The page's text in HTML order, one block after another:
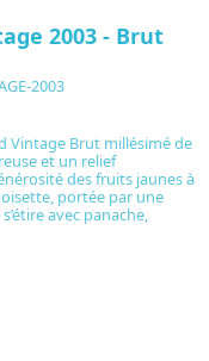
2003 - Brut
2003
Vintage Brut millésimé de
et un relief
des fruits jaunes à
portée par une
avec panache,